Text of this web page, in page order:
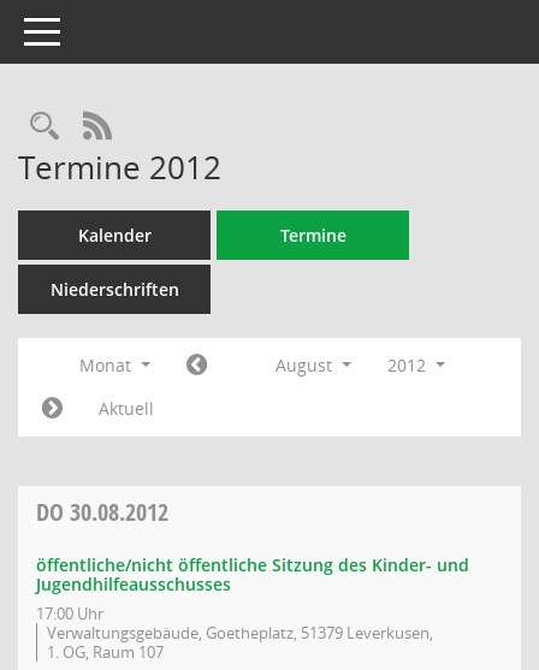
Toggle navigation
Rechercheauswahl
RSS-Feed
Termine 2012
Kalender Termine
Niederschriften
Monat August
2012
Aktuell
DO 30.08.2012
öffentliche/nicht öffentliche Sitzung des Kinder- und
Jugendhilfeausschusses
17:00 Uhr
Verwaltungsgebäude, Goetheplatz, 51379 Leverkusen,
1. OG, Raum 107